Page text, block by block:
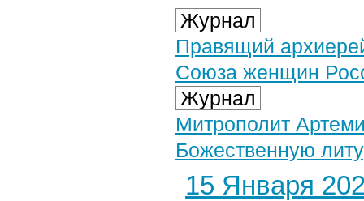
Журнал
Правящий
Союза женщин
Журнал
Митрополит
Божественную
15 Января